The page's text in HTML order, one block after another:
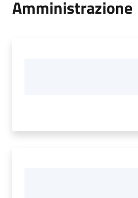
Amministrazione